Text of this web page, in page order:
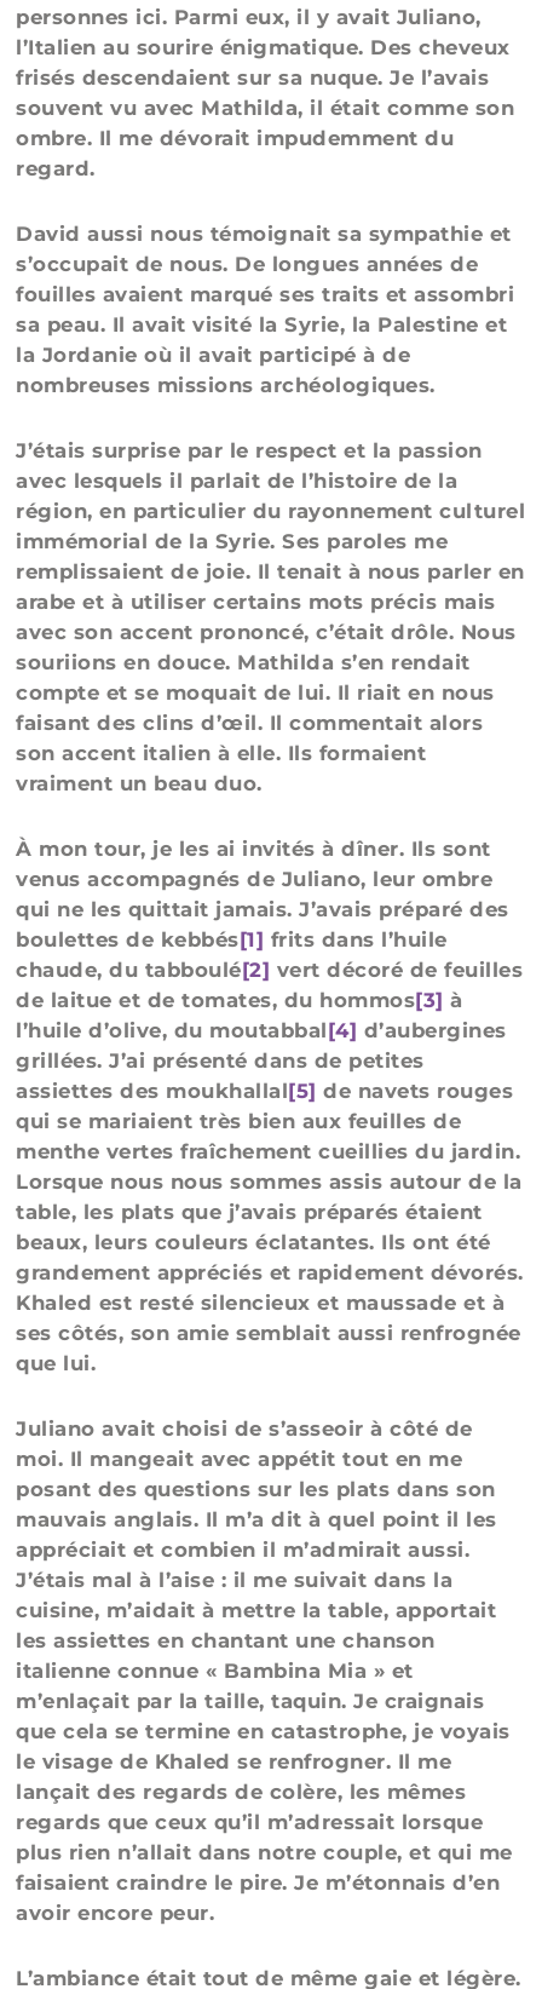
personnes ici. Parmi eux, il y avait Juliano,
l’Italien au sourire énigmatique. Des cheveux
frisés descendaient sur sa nuque. Je l’avais
souvent vu avec Mathilda, il était comme son
ombre. Il me dévorait impudemment du
regard.
David aussi nous témoignait sa sympathie et
s’occupait de nous. De longues années de
fouilles avaient marqué ses traits et assombri
sa peau. Il avait visité la Syrie, la Palestine et
la Jordanie où il avait participé à de
nombreuses missions archéologiques.
J’étais surprise par le respect et la passion
avec lesquels il parlait de l’histoire de la
région, en particulier du rayonnement culturel
immémorial de la Syrie. Ses paroles me
remplissaient de joie. Il tenait à nous parler en
arabe et à utiliser certains mots précis mais
avec son accent prononcé, c’était drôle. Nous
souriions en douce. Mathilda s’en rendait
compte et se moquait de lui. Il riait en nous
faisant des clins d’œil. Il commentait alors
son accent italien à elle. Ils formaient
vraiment un beau duo.
À mon tour, je les ai invités à dîner. Ils sont
venus accompagnés de Juliano, leur ombre
qui ne les quittait jamais. J’avais préparé des
boulettes de kebbés[1] frits dans l’huile
chaude, du tabboulé[2] vert décoré de feuilles
de laitue et de tomates, du hommos[3] à
l’huile d’olive, du moutabbal[4] d’aubergines
grillées. J’ai présenté dans de petites
assiettes des moukhallal[5] de navets rouges
qui se mariaient très bien aux feuilles de
menthe vertes fraîchement cueillies du jardin.
Lorsque nous nous sommes assis autour de la
table, les plats que j’avais préparés étaient
beaux, leurs couleurs éclatantes. Ils ont été
grandement appréciés et rapidement dévorés.
Khaled est resté silencieux et maussade et à
ses côtés, son amie semblait aussi renfrognée
que lui.
Juliano avait choisi de s’asseoir à côté de
moi. Il mangeait avec appétit tout en me
posant des questions sur les plats dans son
mauvais anglais. Il m’a dit à quel point il les
appréciait et combien il m’admirait aussi.
J’étais mal à l’aise : il me suivait dans la
cuisine, m’aidait à mettre la table, apportait
les assiettes en chantant une chanson
italienne connue « Bambina Mia » et
m’enlaçait par la taille, taquin. Je craignais
que cela se termine en catastrophe, je voyais
le visage de Khaled se renfrogner. Il me
lançait des regards de colère, les mêmes
regards que ceux qu’il m’adressait lorsque
plus rien n’allait dans notre couple, et qui me
faisaient craindre le pire. Je m’étonnais d’en
avoir encore peur.
L’ambiance était tout de même gaie et légère.